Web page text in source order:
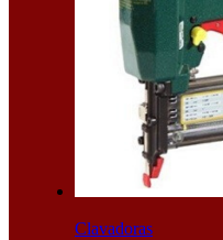
Clavadoras